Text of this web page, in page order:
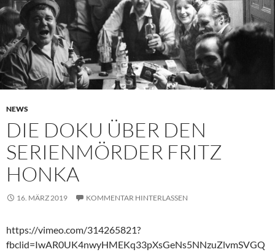
NEWS
DIE DOKU ÜBER DEN
SERIENMÖRDER FRITZ
HONKA
16. MÄRZ 2019 KOMMENTAR HINTERLASSEN
https://vimeo.com/314265821?
fbclid=IwAR0UK4nwyHMEKq33pXsGeNs5NNzuZlvmSVGQ